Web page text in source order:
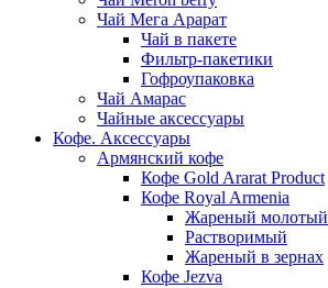
Чай Мега Арарат
Чай в пакете
Фильтр-пакетики
Гофроупаковка
Чай Амарас
Чайные аксессуары
Кофе. Аксессуары
Армянский кофе
Кофе Gold Ararat Product
Кофе Royal Armenia
Жареный молотый
Растворимый
Жареный в зернах
Кофе Jezva